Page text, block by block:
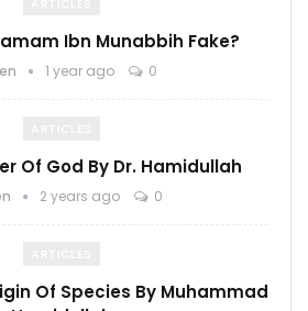
Ibn Munabbih Fake?
1 year ago 0
Of God By Dr. Hamidullah
2 years ago 0
Of Species By Muhammad